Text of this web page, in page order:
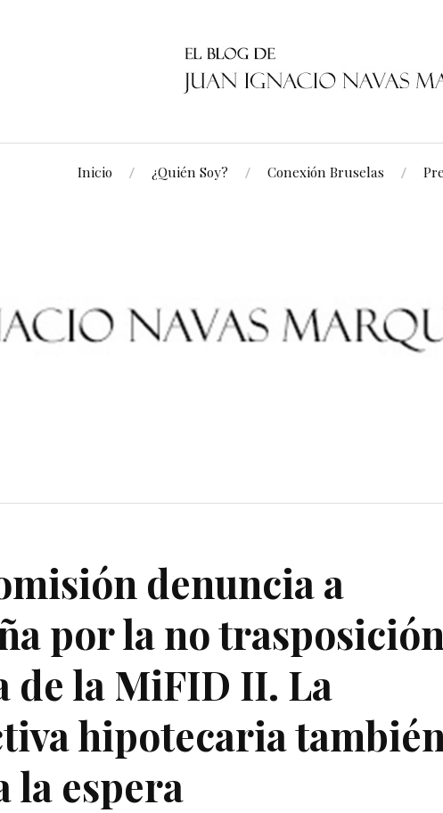
Inicio ¿Quién Soy? Conexión Bruselas
denuncia a
por la no trasposición
de la MiFID II. La
hipotecaria
la espera